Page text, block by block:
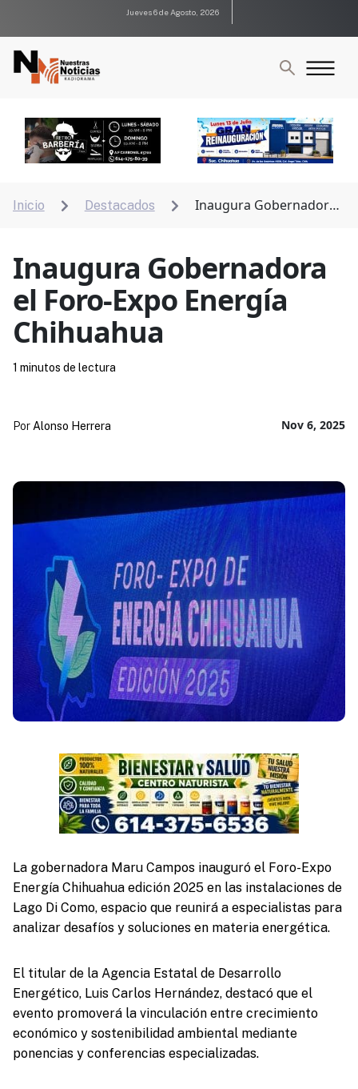
Jueves 6 de Agosto, 2026
Inicio  Destacados 
Inaugura Gobernadora
Inaugura Gobernadora
el Foro-Expo Energía
Chihuahua
Nov 6, 2025
Por Alonso Herrera
1 minutos de lectura
La gobernadora Maru Campos inauguró el Foro-Expo
Energía Chihuahua edición 2025 en las instalaciones de
Lago Di Como, espacio que reunirá a especialistas para
analizar desafíos y soluciones en materia energética.
El titular de la Agencia Estatal de Desarrollo
Energético, Luis Carlos Hernández, destacó que el
evento promoverá la vinculación entre crecimiento
económico y sostenibilidad ambiental mediante
ponencias y conferencias especializadas.